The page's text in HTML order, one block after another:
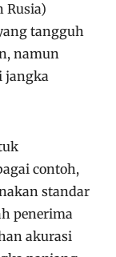
Rusia)
tangguh
namun
jangka
contoh,
standar
penerima
akurasi